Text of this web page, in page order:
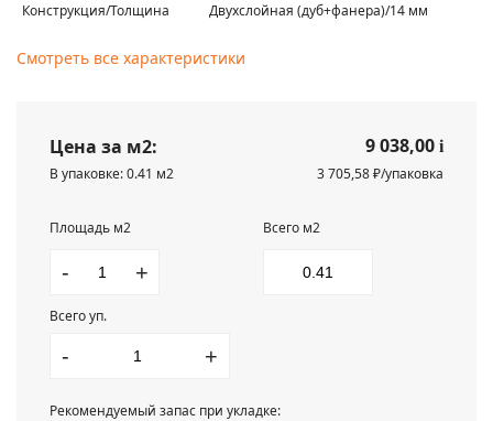
Конструкция/Толщина
Двухслойная (дуб+фанера)/14 мм
Смотреть все характеристики
Цена за м2: 9 038,00 i
В упаковке: 0.41 м2
3 705,58 ₽/упаковка
Площадь м2
- +
Всего м2
Всего уп.
- +
Рекомендуемый запас при укладке: